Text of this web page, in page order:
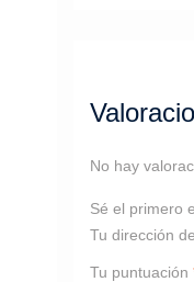
No hay
Sé el primero
Tu dirección
Tu puntuación